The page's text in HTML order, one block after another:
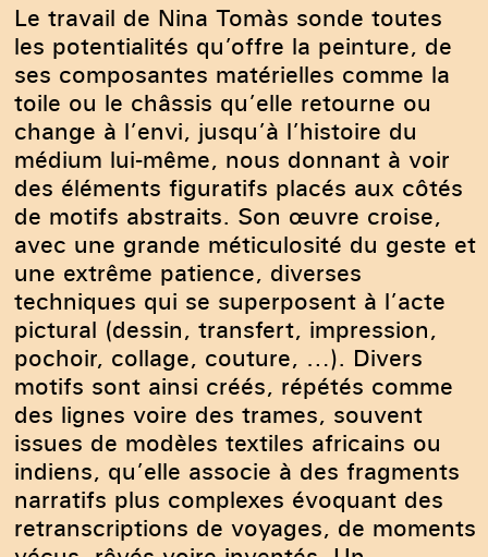
Le travail de Nina Tomàs sonde toutes
les potentialités qu’offre la peinture, de
ses composantes matérielles comme la
toile ou le châssis qu’elle retourne ou
change à l’envi, jusqu’à l’histoire du
médium lui-même, nous donnant à voir
des éléments figuratifs placés aux côtés
de motifs abstraits. Son œuvre croise,
avec une grande méticulosité du geste et
une extrême patience, diverses
techniques qui se superposent à l’acte
pictural (dessin, transfert, impression,
pochoir, collage, couture, …). Divers
motifs sont ainsi créés, répétés comme
des lignes voire des trames, souvent
issues de modèles textiles africains ou
indiens, qu’elle associe à des fragments
narratifs plus complexes évoquant des
retranscriptions de voyages, de moments